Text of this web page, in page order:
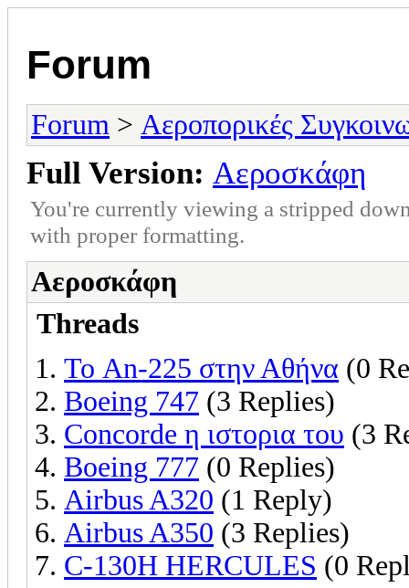
Forum
Forum > Αεροπορικές
Full Version: Αεροσκάφη
You're currently viewing a stripped
with proper formatting.
Αεροσκάφη
Threads
Το An-225 στην Αθήνα (0
Boeing 747 (3 Replies)
Concorde η ιστορια του (3
Boeing 777 (0 Replies)
Airbus A320 (1 Reply)
Airbus A350 (3 Replies)
C-130H HERCULES (0